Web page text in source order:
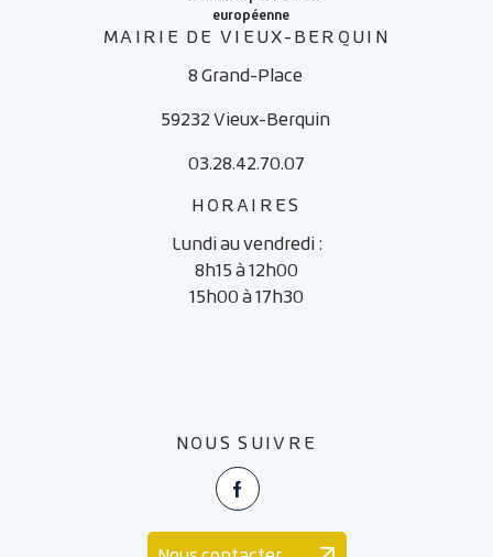
MAIRIE DE VIEUX-BERQUIN
8 Grand-Place
59232 Vieux-Berquin
03.28.42.70.07
HORAIRES
Lundi au vendredi :
8h15 à 12h00
15h00 à 17h30
NOUS SUIVRE
Facebook